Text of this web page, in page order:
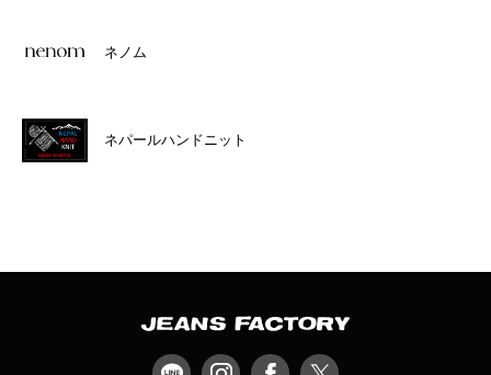
ネノム
ネパールハンドニット